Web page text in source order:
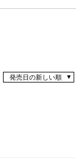
発売日の新しい順